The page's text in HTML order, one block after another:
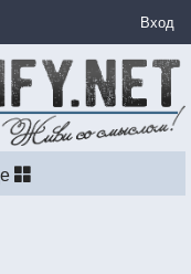
Вход